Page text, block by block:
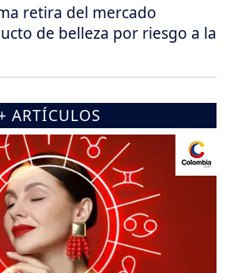
retira del mercado
de belleza por riesgo a la
ARTÍCULOS